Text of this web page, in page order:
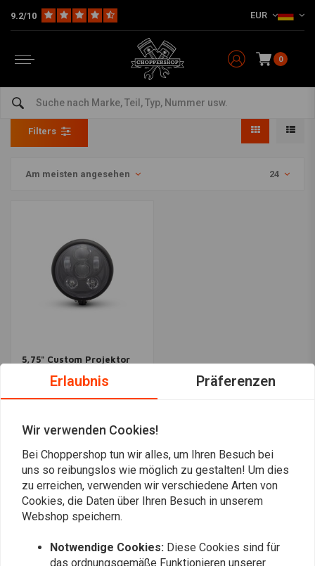
9.2/10 EUR
0
Artikel mit Schlagwort matt
Home Schlagworte matt
Filters
Am meisten angesehen 24
5,75" Custom Projektor
Immer auf dem Laufenden bleiben?
Erlaubnis Präferenzen
Wir verwenden Cookies!
Bei Choppershop tun wir alles, um Ihren Besuch bei
uns so reibungslos wie möglich zu gestalten! Um dies
zu erreichen, verwenden wir verschiedene Arten von
Cookies, die Daten über Ihren Besuch in unserem
Webshop speichern.
Notwendige Cookies: Diese Cookies sind für
das ordnungsgemäße Funktionieren unserer